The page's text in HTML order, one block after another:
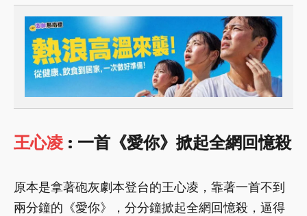
王心凌 : 一首《愛你》掀起全網回憶殺
原本是拿著砲灰劇本登台的王心凌，靠著一首不到
兩分鐘的《愛你》，分分鐘掀起全網回憶殺，逼得